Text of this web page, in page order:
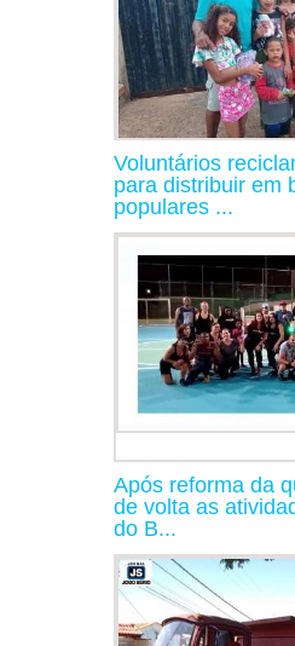
Voluntários
para distribuir em
populares ...
Após reforma da
de volta as
do B...